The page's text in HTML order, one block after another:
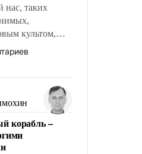
нас, таких
культом,
и
и твердым под
брать на себя
помогать
и
корабль –